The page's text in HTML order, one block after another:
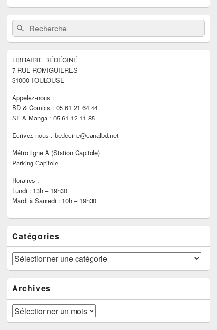
Zone
principale
de
widget
barre
latérale
Recherche :Rechercher
LIBRAIRIE BÉDÉCINÉ
7 RUE ROMIGUIÈRES
31000 TOULOUSE
Appelez-nous :
BD & Comics : 05 61 21 64 44
SF & Manga : 05 61 12 11 85
Ecrivez-nous : bedecine@canalbd.net
Métro ligne A (Station Capitole)
Parking Capitole
Horaires :
Lundi : 13h – 19h30
Mardi à Samedi : 10h – 19h30
Catégories
Catégories
Archives
Archives